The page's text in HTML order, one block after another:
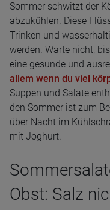
Sommer schwitzt der
abzukühlen. Diese
Trinken und
werden. Warte nicht,
eine gesunde und
allem wenn du viel
Suppen und Salate
den Sommer ist zum
über Nacht im
mit Joghurt.
Obst: Salz